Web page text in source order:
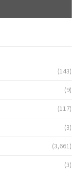
(143)
(9)
(117)
(3)
(3,661)
(3)